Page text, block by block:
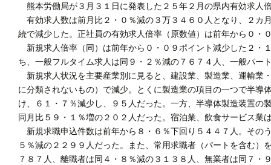
熊本労働局が３月３１日に発表した２５年２月の県内有効求人
有効求人数は前月比２・０％減の３万３４６０人となり、２カ
続で減少した。正社員の有効求人倍率（原数値）は前年から０・
新規求人倍率（同）は前年から０・０９ポイント減少した２・
ち、一般フルタイム求人は同９・２％減の７６７４人、一般パー
新規求人状況を主要産業別に見ると、建設業、製造業、運輸業
に分類されないもの）で減少。とくに製造業の項目の一つで半
け、６１・７％減少し、９５人だった。一方、半導体製造装置
同月比５９・１％増の２０２人だった。宿泊業、飲食サービス
新規求職申込件数は前年から８・６％下回り５４４７人。その
５％減の２２９９人だった。また、常用求職者（パートを含む
７８７人、離職者は同４・８％減の３１３８人、無業者は同７